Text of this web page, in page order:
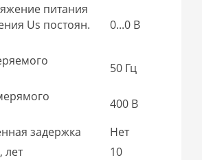
питания
Us постоян.
0...0 В
50 Гц
400 В
задержка
Нет
лет
10